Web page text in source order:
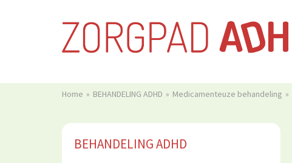
Home BEHANDELING ADHD Medicamenteuze behandeling
BEHANDELING ADHD